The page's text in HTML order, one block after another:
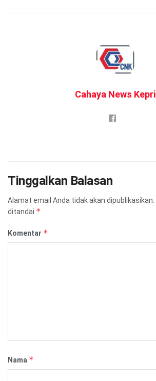
Cahaya News Kepri
Tinggalkan Balasan
Alamat email Anda tidak akan dipublikasikan.
ditandai *
Komentar *
Nama *